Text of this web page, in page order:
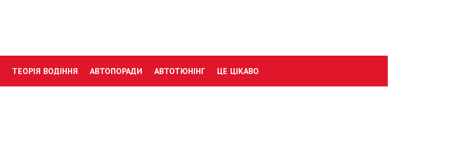
ТЕОРІЯ ВОДІННЯ АВТОПОРАДИ АВТОТЮНІНГ ЦЕ ЦІКАВО